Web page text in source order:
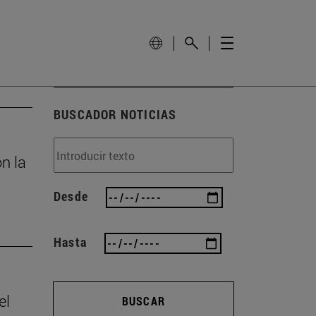
la
BUSCADOR NOTICIAS
Desde
Hasta
BUSCAR